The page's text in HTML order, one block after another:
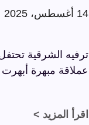
14 أغسطس، 2025
عملاقة مبهرة
اقرأ المزيد >